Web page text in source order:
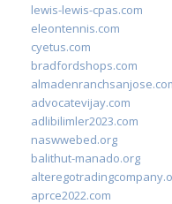
lewis-lewis-cpas.com
eleontennis.com
cyetus.com
bradfordshops.com
advocatevijay.com
adlibilimler2023.com
naswwebed.org
balithut-manado.org
aprce2022.com